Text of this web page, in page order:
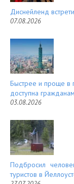
Диснейленд
07.08.2026
Быстрее и проще в
доступна
03.08.2026
Подбросил
туристов в